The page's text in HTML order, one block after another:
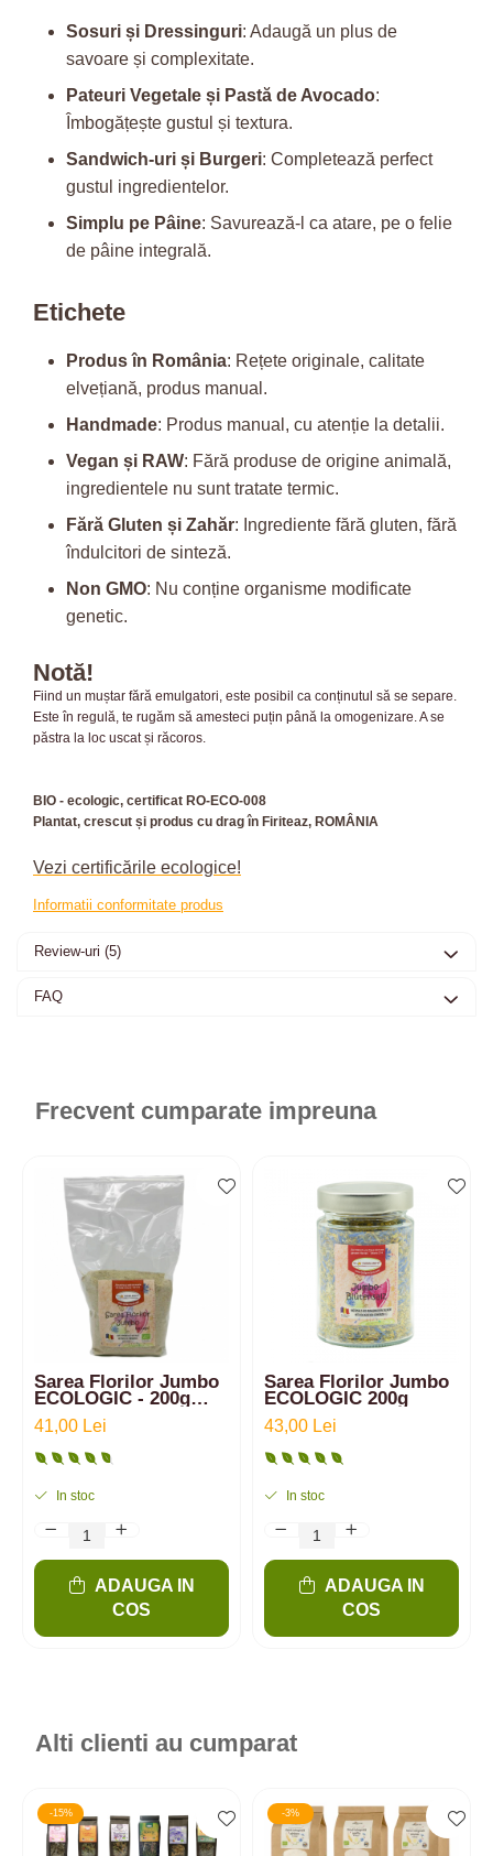
Sosuri și Dressinguri: Adaugă un plus de
savoare și complexitate.
Pateuri Vegetale și Pastă de Avocado:
Îmbogățește gustul și textura.
Sandwich-uri și Burgeri: Completează perfect
gustul ingredientelor.
Simplu pe Pâine: Savurează-l ca atare, pe o felie
de pâine integrală.
Etichete
Produs în România: Rețete originale, calitate
elvețiană, produs manual.
Handmade: Produs manual, cu atenție la detalii.
Vegan și RAW: Fără produse de origine animală,
ingredientele nu sunt tratate termic.
Fără Gluten și Zahăr: Ingrediente fără gluten, fără
îndulcitori de sinteză.
Non GMO: Nu conține organisme modificate
genetic.
Notă!
Fiind un muștar fără emulgatori, este posibil ca conținutul să se separe.
Este în regulă, te rugăm să amesteci puțin până la omogenizare. A se
păstra la loc uscat și răcoros.
BIO - ecologic, certificat RO-ECO-008
Plantat, crescut și produs cu drag în Firiteaz, ROMÂNIA
Vezi certificările ecologice!
Informatii conformitate produs
Review-uri (5)
FAQ
Frecvent cumparate impreuna
Sarea Florilor Jumbo
ECOLOGIC - 200g
(Pungă)
41,00 Lei
In stoc
ADAUGA IN
COS
Sarea Florilor Jumbo
ECOLOGIC 200g
43,00 Lei
In stoc
ADAUGA IN
COS
Alti clienti au cumparat
-15% -3%